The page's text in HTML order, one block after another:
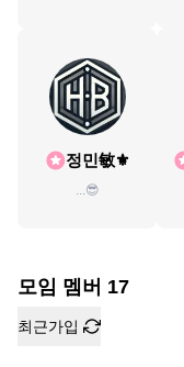
정민敏⚜️
...😎
모임 멤버 17
최근가입